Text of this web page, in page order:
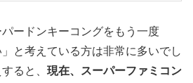
パードンキーコングをもう一度
と考えている方は非常に多いでし
ると、 現在、スーパーファミコン